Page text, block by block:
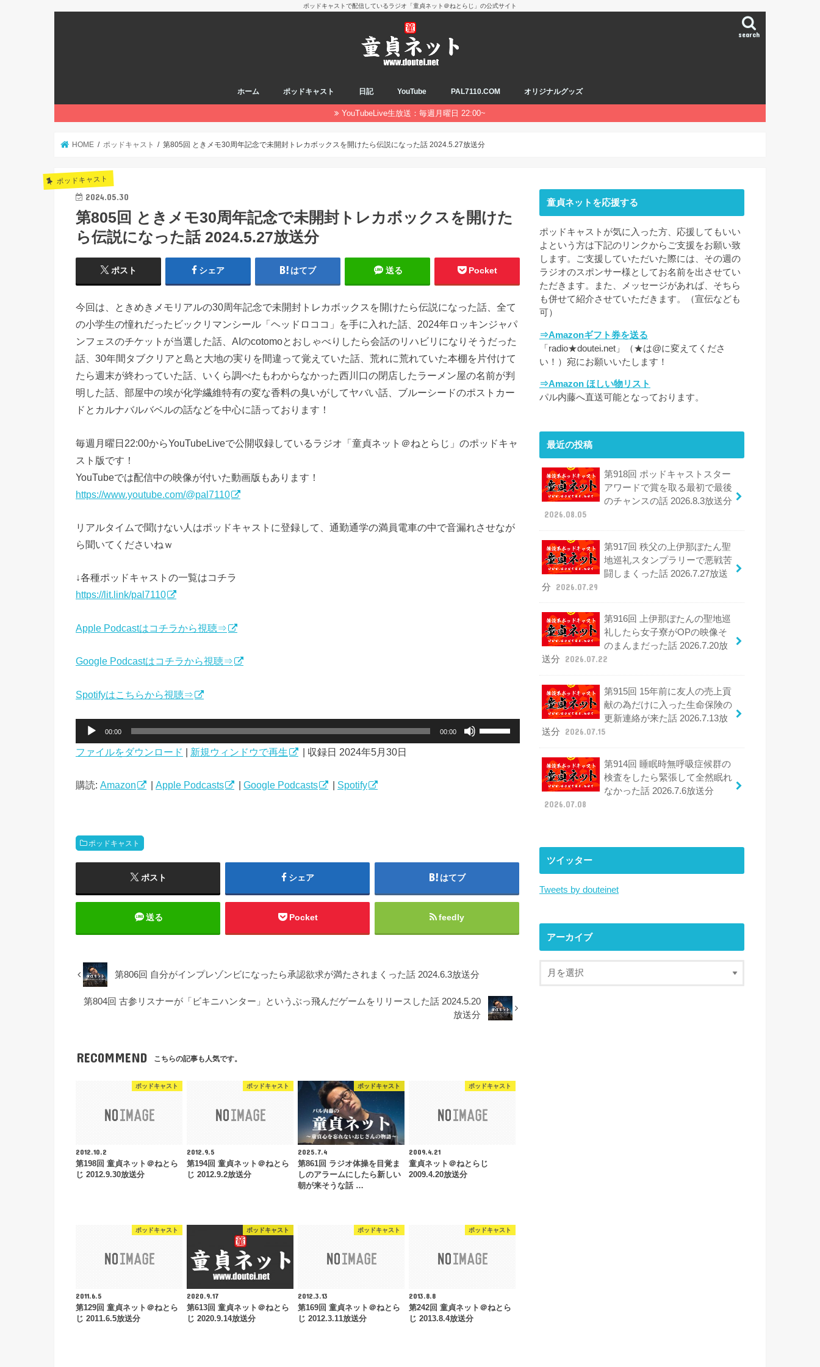
ポッドキャストで配信しているラジオ「童貞ネット＠ねとらじ」の公式サイト
search
ホーム ポッドキャスト 日記 YouTube PAL7110.COM オリジナルグッズ
YouTubeLive生放送：毎週月曜日 22:00~
HOME ポッドキャスト 第805回 ときメモ30周年記念で未開封トレカボックスを開けたら伝説になった話 2024.5.27放送分
ポッドキャスト
2024.05.30
第805回 ときメモ30周年記念で未開封トレカボックスを開けた
ら伝説になった話 2024.5.27放送分
ポスト シェア はてブ 送る Pocket
今回は、ときめきメモリアルの30周年記念で未開封トレカボックスを開けたら伝説になった話、全て
の小学生の憧れだったビックリマンシール「ヘッドロココ」を手に入れた話、2024年ロッキンジャパ
ンフェスのチケットが当選した話、AIのcotomoとおしゃべりしたら会話のリハビリになりそうだった
話、30年間タブクリアと島と大地の実りを間違って覚えていた話、荒れに荒れていた本棚を片付けて
たら週末が終わっていた話、いくら調べたもわからなかった西川口の閉店したラーメン屋の名前が判
明した話、部屋中の埃が化学繊維特有の変な香料の臭いがしてヤバい話、ブルーシードのポストカー
ドとカルナバルバベルの話などを中心に語っております！
毎週月曜日22:00からYouTubeLiveで公開収録しているラジオ「童貞ネット＠ねとらじ」のポッドキャ
スト版です！
YouTubeでは配信中の映像が付いた動画版もあります！
https://www.youtube.com/@pal7110
リアルタイムで聞けない人はポッドキャストに登録して、通勤通学の満員電車の中で音漏れさせなが
ら聞いてくださいねｗ
↓各種ポッドキャストの一覧はコチラ
https://lit.link/pal7110
Apple Podcastはコチラから視聴⇒
Google Podcastはコチラから視聴⇒
Spotifyはこちらから視聴⇒
プ
ー
00:00 00:00
印
ー
く
だ
ファイルをダウンロード | 新規ウィンドウで再生 | 収録日 2024年5月30日
購読: Amazon | Apple Podcasts | Google Podcasts | Spotify
ポッドキャスト
ポスト シェア はてブ
送る Pocket feedly
第806回 自分がインプレゾンビになったら承認欲求が満たされまくった話 2024.6.3放送分
第804回 古参リスナーが「ビキニハンター」というぶっ飛んだゲームをリリースした話 2024.5.20
放送分
RECOMMEND こちらの記事も人気です。
ポッドキャスト
2012.10.2
第198回 童貞ネット＠ねとら
じ 2012.9.30放送分
ポッドキャスト
2012.9.5
第194回 童貞ネット＠ねとら
じ 2012.9.2放送分
ポッドキャスト
2025.7.4
第861回 ラジオ体操を目覚ま
しのアラームにしたら新しい
朝が来そうな話 …
ポッドキャスト
2009.4.21
童貞ネット＠ねとらじ
2009.4.20放送分
ポッドキャスト
2011.6.5
第129回 童貞ネット＠ねとら
じ 2011.6.5放送分
ポッドキャスト
2020.9.17
第613回 童貞ネット＠ねとら
じ 2020.9.14放送分
ポッドキャスト
2012.3.13
第169回 童貞ネット＠ねとら
じ 2012.3.11放送分
ポッドキャスト
2013.8.8
第242回 童貞ネット＠ねとら
じ 2013.8.4放送分
童貞ネットを応援する
ポッドキャストが気に入った方、応援してもいい
よという方は下記のリンクからご支援をお願い致
します。ご支援していただいた際には、その週の
ラジオのスポンサー様としてお名前を出させてい
ただきます。また、メッセージがあれば、そちら
も併せて紹介させていただきます。（宣伝なども
可）
⇒Amazonギフト券を送る
「radio★doutei.net」（★は@に変えてくださ
い！）宛にお願いいたします！
⇒Amazon ほしい物リスト
パル内藤へ直送可能となっております。
最近の投稿
第918回 ポッドキャストスター
アワードで賞を取る最初で最後
のチャンスの話 2026.8.3放送分
2026.08.05
第917回 秩父の上伊那ぼたん聖
地巡礼スタンプラリーで悪戦苦
闘しまくった話 2026.7.27放送
分
2026.07.29
第916回 上伊那ぼたんの聖地巡
礼したら女子寮がOPの映像そ
のまんまだった話 2026.7.20放
送分
2026.07.22
第915回 15年前に友人の売上貢
献の為だけに入った生命保険の
更新連絡が来た話 2026.7.13放
送分
2026.07.15
第914回 睡眠時無呼吸症候群の
検査をしたら緊張して全然眠れ
なかった話 2026.7.6放送分
2026.07.08
ツイッター
Tweets by douteinet
アーカイブ